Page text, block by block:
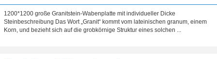
1200*1200 große Granitstein-Wabenplatte mit individueller Dicke
Steinbeschreibung Das Wort „Granit“ kommt vom lateinischen granum, einem
Korn, und bezieht sich auf die grobkörnige Struktur eines solchen ...